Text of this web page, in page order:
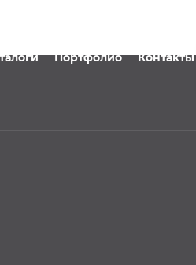
Портфолио Контакты